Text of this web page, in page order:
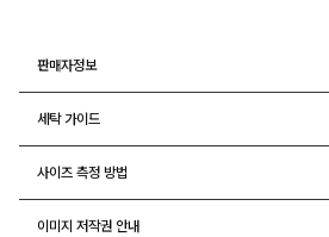
판매자정보
세탁 가이드
사이즈 측정 방법
이미지 저작권 안내